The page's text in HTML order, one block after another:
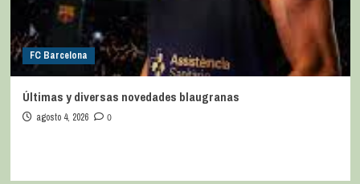
FC Barcelona
Últimas y diversas novedades blaugranas
agosto 4, 2026 0